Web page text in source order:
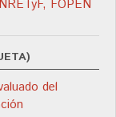
FOPEN
del